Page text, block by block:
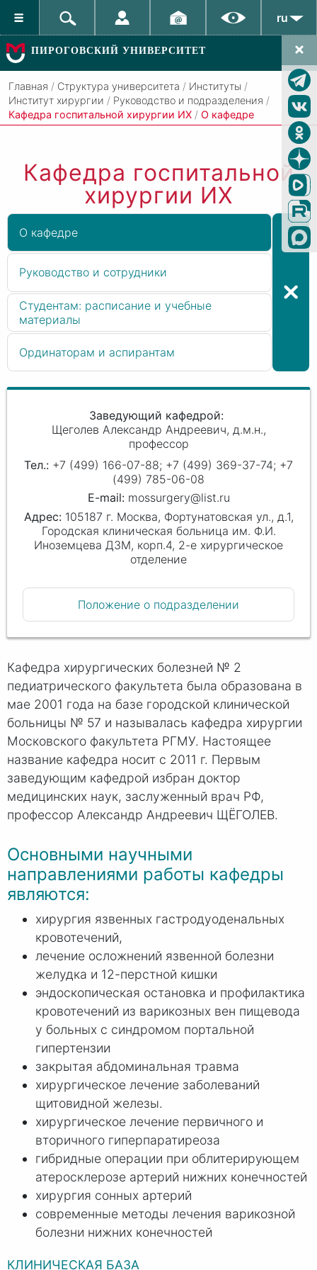
ru
ПИРОГОВСКИЙ УНИВЕРСИТЕТ
Главная / Структура университета / Институты /
Институт хирургии / Руководство и подразделения /
Кафедра госпитальной хирургии ИХ / О кафедре
Кафедра госпитальной
хирургии ИХ
О кафедре
Руководство и сотрудники
Студентам: расписание и учебные
материалы
Ординаторам и аспирантам
Заведующий кафедрой
Щеголев Александр Андреевич д.м.н.,
профессор
+7 (499) 166-07-88; +7 (499) 369-37-74; +7
(499) 785-06-08
mossurgery@list.ru
105187 г. Москва, Фортунатовская ул., д.1,
Городская клиническая больница им. Ф.И.
Иноземцева ДЗМ, корп.4, 2-е хирургическое
отделение
Положение о подразделении
Кафедра хирургических болезней № 2
педиатрического факультета была образована в
мае 2001 года на базе городской клинической
больницы № 57 и называлась кафедра хирургии
Московского факультета РГМУ. Настоящее
название кафедра носит с 2011 г. Первым
заведующим кафедрой избран доктор
медицинских наук, заслуженный врач РФ,
профессор Александр Андреевич ЩЁГОЛЕВ.
Основными научными
направлениями работы кафедры
являются:
хирургия язвенных гастродуоденальных
кровотечений,
лечение осложнений язвенной болезни
желудка и 12-перстной кишки
эндоскопическая остановка и профилактика
кровотечений из варикозных вен пищевода
у больных с синдромом портальной
гипертензии
закрытая абдоминальная травма
хирургическое лечение заболеваний
щитовидной железы.
хирургическое лечение первичного и
вторичного гиперпаратиреоза
гибридные операции при облитерирующем
атеросклерозе артерий нижних конечностей
хирургия сонных артерий
современные методы лечения варикозной
болезни нижних конечностей
КЛИНИЧЕСКАЯ БАЗА